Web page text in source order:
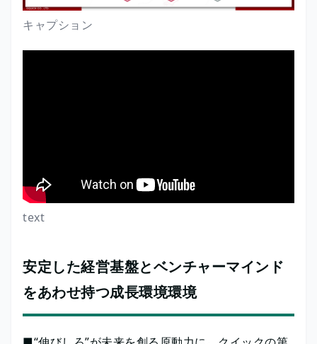
キャプション
text
安定した経営基盤とベンチャーマインド
をあわせ持つ成長環境環境